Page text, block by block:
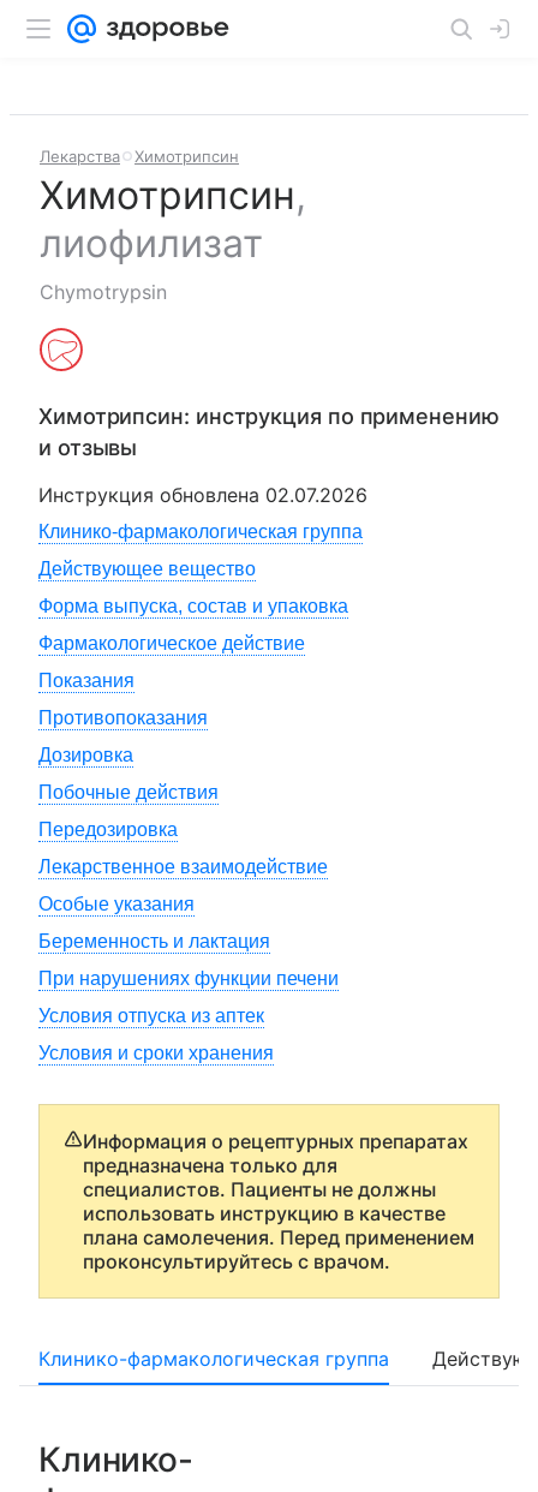
Лекарства Химотрипсин
Химотрипсин,
лиофилизат
Chymotrypsin
Химотрипсин: инструкция по применению
и отзывы
Инструкция обновлена 02.07.2026
Клинико-фармакологическая группа
Действующее вещество
Форма выпуска, состав и упаковка
Фармакологическое действие
Показания
Противопоказания
Дозировка
Побочные действия
Передозировка
Лекарственное взаимодействие
Особые указания
Беременность и лактация
При нарушениях функции печени
Условия отпуска из аптек
Условия и сроки хранения
Информация о рецептурных препаратах
предназначена только для
специалистов. Пациенты не должны
использовать инструкцию в качестве
плана самолечения. Перед применением
проконсультируйтесь с врачом.
Клинико-фармакологическая группа
Клинико-